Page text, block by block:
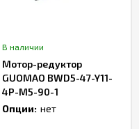
В наличии
Мотор-редуктор
GUOMAO BWD5-47-Y11-
4P-M5-90-1
Опции: нет